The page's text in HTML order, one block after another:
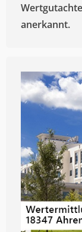
anerkannt.